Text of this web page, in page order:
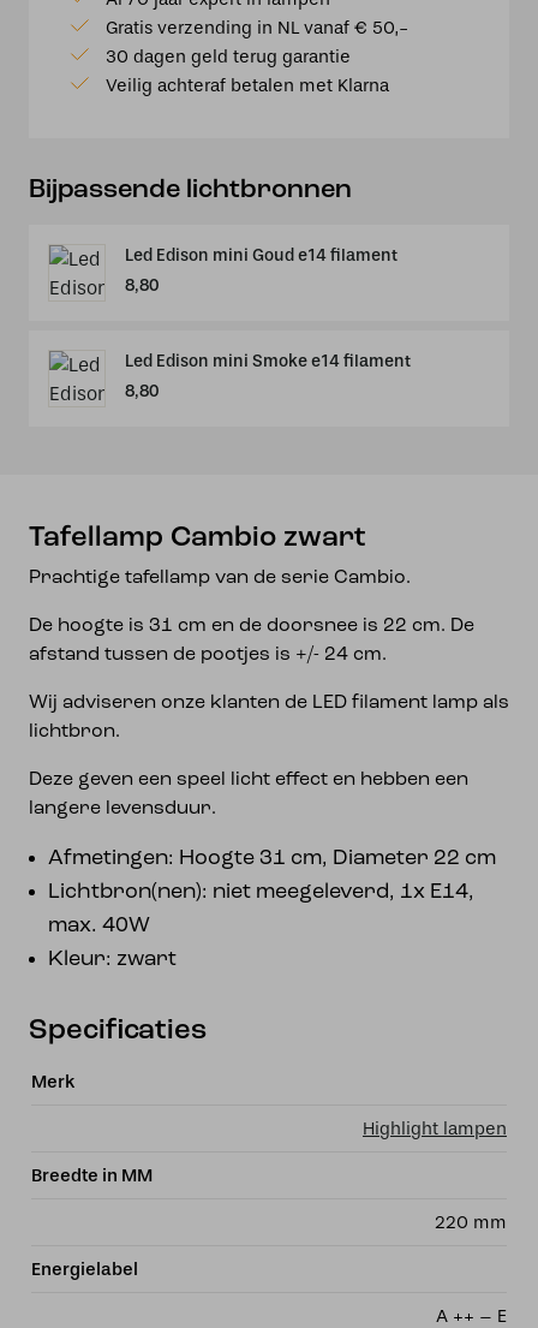
aantal
Gratis verzending in NL vanaf € 50,-
30 dagen geld terug garantie
Veilig achteraf betalen met Klarna
Bijpassende lichtbronnen
Led Edison mini Goud e14 filament
8,80
Led Edison mini Smoke e14 filament
8,80
Tafellamp Cambio zwart
Prachtige tafellamp van de serie Cambio.
De hoogte is 31 cm en de doorsnee is 22 cm. De
afstand tussen de pootjes is +/- 24 cm.
Wij adviseren onze klanten de LED filament lamp als
lichtbron.
Deze geven een speel licht effect en hebben een
langere levensduur.
Afmetingen: Hoogte 31 cm, Diameter 22 cm
Lichtbron(nen): niet meegeleverd, 1x E14,
max. 40W
Kleur: zwart
Specificaties
Merk
Highlight lampen
Breedte in MM
220 mm
Energielabel
A ++ – E